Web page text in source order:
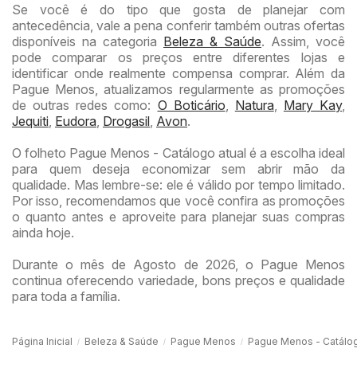
Se você é do tipo que gosta de planejar com
antecedência, vale a pena conferir também outras ofertas
disponíveis na categoria Beleza & Saúde. Assim, você
pode comparar os preços entre diferentes lojas e
identificar onde realmente compensa comprar. Além da
Pague Menos, atualizamos regularmente as promoções
de outras redes como: O Boticário Natura, Mary Kay,
Jequiti Eudora Drogasil Avon.
O folheto Pague Menos - Catálogo atual é a escolha ideal
para quem deseja economizar sem abrir mão da
qualidade. Mas lembre-se: ele é válido por tempo limitado.
Por isso, recomendamos que você confira as promoções
o quanto antes e aproveite para planejar suas compras
ainda hoje.
Durante o mês de Agosto de 2026, o Pague Menos
continua oferecendo variedade, bons preços e qualidade
para toda a família.
Página Inicial Beleza & Saúde Pague Menos Pague Menos -